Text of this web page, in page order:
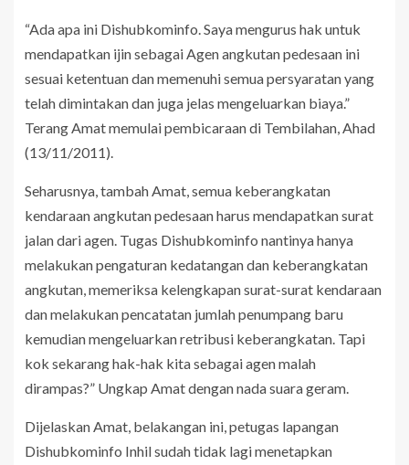
“Ada apa ini Dishubkominfo. Saya mengurus hak untuk
mendapatkan ijin sebagai Agen angkutan pedesaan ini
sesuai ketentuan dan memenuhi semua persyaratan yang
telah dimintakan dan juga jelas mengeluarkan biaya.”
Terang Amat memulai pembicaraan di Tembilahan, Ahad
(13/11/2011).
Seharusnya, tambah Amat, semua keberangkatan
kendaraan angkutan pedesaan harus mendapatkan surat
jalan dari agen. Tugas Dishubkominfo nantinya hanya
melakukan pengaturan kedatangan dan keberangkatan
angkutan, memeriksa kelengkapan surat-surat kendaraan
dan melakukan pencatatan jumlah penumpang baru
kemudian mengeluarkan retribusi keberangkatan. Tapi
kok sekarang hak-hak kita sebagai agen malah
dirampas?” Ungkap Amat dengan nada suara geram.
Dijelaskan Amat, belakangan ini, petugas lapangan
Dishubkominfo Inhil sudah tidak lagi menetapkan